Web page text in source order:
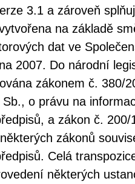
3.1 a zároveň
na základě
dat ve
2007. Do národní
zákonem č. 380/
o právu na
a zákon č.
zákonů
Celá
některých